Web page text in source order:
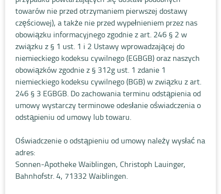
towarów nie przed otrzymaniem pierwszej dostawy
częściowej), a także nie przed wypełnieniem przez nas
obowiązku informacyjnego zgodnie z art. 246 § 2 w
związku z § 1 ust. 1 i 2 Ustawy wprowadzającej do
niemieckiego kodeksu cywilnego (EGBGB) oraz naszych
obowiązków zgodnie z § 312g ust. 1 zdanie 1
niemieckiego kodeksu cywilnego (BGB) w związku z art.
246 § 3 EGBGB. Do zachowania terminu odstąpienia od
umowy wystarczy terminowe odesłanie oświadczenia o
odstąpieniu od umowy lub towaru.
Oświadczenie o odstąpieniu od umowy należy wysłać na
adres:
Sonnen-Apotheke Waiblingen, Christoph Lauinger,
Bahnhofstr. 4, 71332 Waiblingen.